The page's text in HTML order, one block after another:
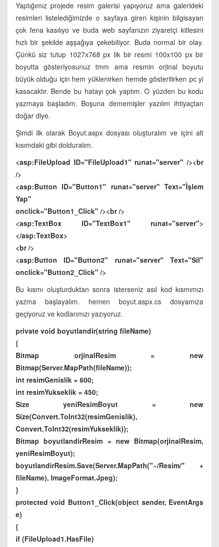
Yaptığımız projede resim galerisi yapıyoruz ama galerideki
resimleri listelediğimizde o sayfaya giren kişinin bilgisayarı
çok fena kasılıyo ve buda web sayfanızın ziyaretçi kitlesini
hızlı bir şekilde aşşağıya çekebiliyor. Buda normal bir olay.
Çünkü siz tutup 1027x768 px lik bir resmi 100x100 px bir
boyutta gösteriyosunuz tmm ama resmin orjinal boyutu
büyük olduğu için hem yüklenirken hemde gösterilirken pc yi
kasacaktır. Bende bu hatayı çok yaptım. O yüzden bu kodu
yazmaya başladım. Boşuna dememişler yazılım ihtiyaçtan
doğar diye.
Şimdi ilk olarak Boyut.aspx dosyası oluşturalım ve içini alt
kısımdaki gibi dolduralım.
<asp:FileUpload ID="FileUpload1" runat="server" /><br
/>
<asp:Button ID="Button1" runat="server" Text="İşlem
Yap"
onclick="Button1_Click" /><br />
<asp:TextBox ID="TextBox1" runat="server">
</asp:TextBox>
<br />
<asp:Button ID="Button2" runat="server" Text="Sil"
onclick="Button2_Click" />
Bu kısmı oluşturduktan sonra isterseniz asıl kod kısmımızı
yazma başlayalım. hemen boyut.aspx.cs dosyamıza
geçiyoruz ve kodlarımızı yazıyoruz.
private void boyutlandir(string fileName)
{
Bitmap orjinalResim = new
Bitmap(Server.MapPath(fileName));
int resimGenislik = 600;
int resimYukseklik = 450;
Size yeniResimBoyut = new
Size(Convert.ToInt32(resimGenislik),
Convert.ToInt32(resimYukseklik));
Bitmap boyutlandirResim = new Bitmap(orjinalResim,
yeniResimBoyut);
boyutlandirResim.Save(Server.MapPath("~/Resim/" +
fileName), ImageFormat.Jpeg);
}
protected void Button1_Click(object sender, EventArgs
e)
{
if (FileUpload1.HasFile)